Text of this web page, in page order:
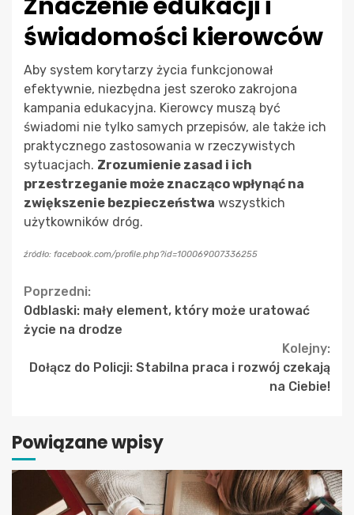
świadomości kierowców
Aby system korytarzy życia funkcjonował
efektywnie, niezbędna jest szeroko zakrojona
kampania edukacyjna. Kierowcy muszą być
świadomi nie tylko samych przepisów, ale także ich
praktycznego zastosowania w rzeczywistych
sytuacjach. Zrozumienie zasad i ich
przestrzeganie może znacząco wpłynąć na
zwiększenie bezpieczeństwa wszystkich
użytkowników dróg.
źródło: facebook.com/profile.php?id=100069007336255
Continue
Reading
Poprzedni:
Odblaski: mały element, który może uratować
życie na drodze
Kolejny:
Dołącz do Policji: Stabilna praca i rozwój czekają
na Ciebie!
Powiązane wpisy